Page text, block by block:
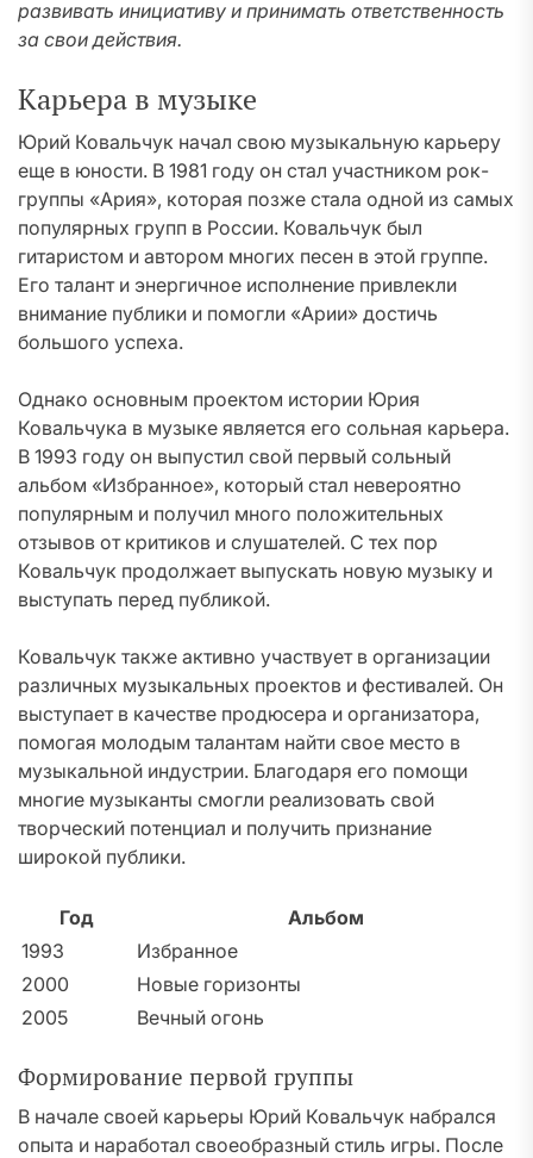
развивать инициативу и принимать ответственность
за свои действия.
Карьера в музыке
Юрий Ковальчук начал свою музыкальную карьеру
еще в юности. В 1981 году он стал участником рок-
группы «Ария», которая позже стала одной из самых
популярных групп в России. Ковальчук был
гитаристом и автором многих песен в этой группе.
Его талант и энергичное исполнение привлекли
внимание публики и помогли «Арии» достичь
большого успеха.
Однако основным проектом истории Юрия
Ковальчука в музыке является его сольная карьера.
В 1993 году он выпустил свой первый сольный
альбом «Избранное», который стал невероятно
популярным и получил много положительных
отзывов от критиков и слушателей. С тех пор
Ковальчук продолжает выпускать новую музыку и
выступать перед публикой.
Ковальчук также активно участвует в организации
различных музыкальных проектов и фестивалей. Он
выступает в качестве продюсера и организатора,
помогая молодым талантам найти свое место в
музыкальной индустрии. Благодаря его помощи
многие музыканты смогли реализовать свой
творческий потенциал и получить признание
широкой публики.
Год
Альбом
1993
Избранное
2000
Новые горизонты
2005
Вечный огонь
Формирование первой группы
В начале своей карьеры Юрий Ковальчук набрался
опыта и наработал своеобразный стиль игры. После